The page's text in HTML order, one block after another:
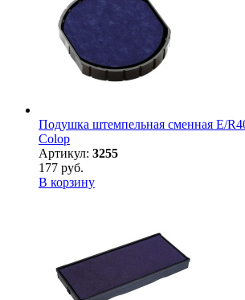
Подушка штемпельная сменная E/
Colop
Артикул: 3255
177 руб.
В корзину